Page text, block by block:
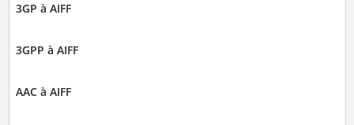
3GP à AIFF
3GPP à AIFF
AAC à AIFF